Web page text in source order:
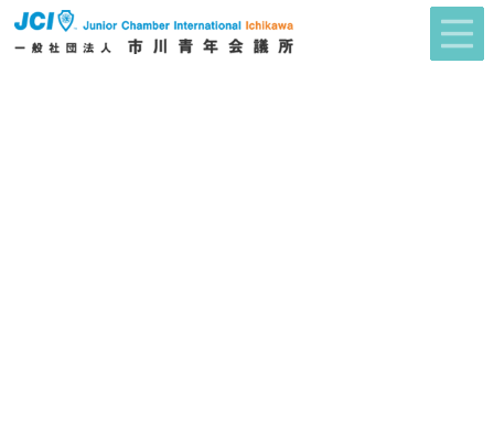
2026年度 市川青年会議所スローガン